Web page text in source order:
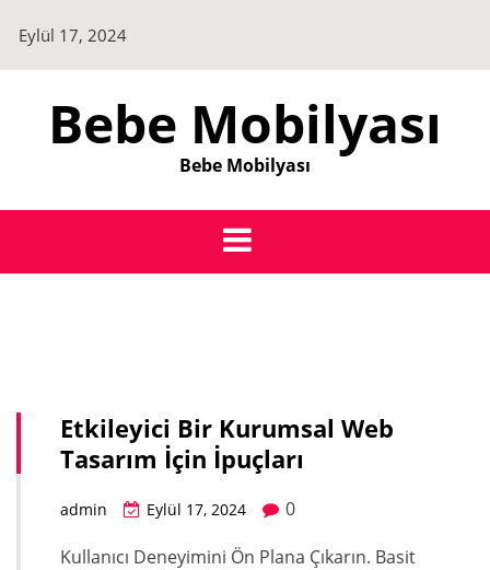
content
Eylül 17, 2024
Bebe Mobilyası
Bebe Mobilyası
Etkileyici Bir Kurumsal Web
Tasarım İçin İpuçları
admin Eylül 17, 2024
0
Kullanıcı Deneyimini Ön Plana Çıkarın. Basit